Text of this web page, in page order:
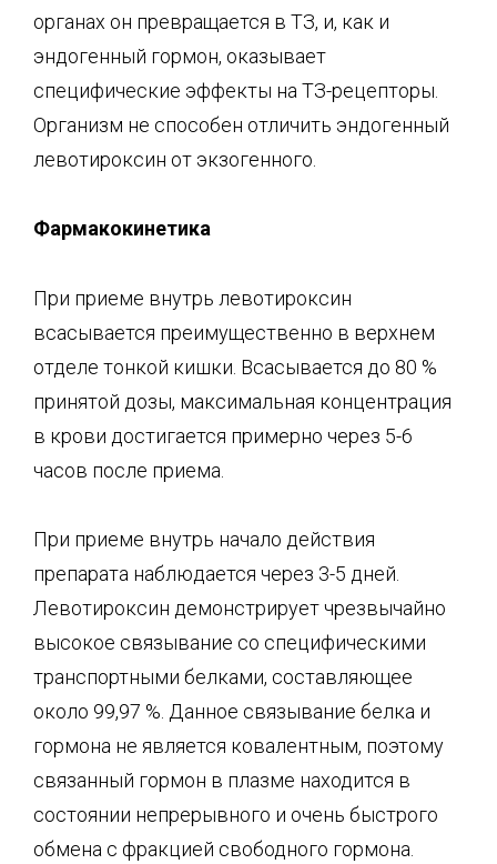
органах он превращается в ТЗ, и, как и
эндогенный гормон, оказывает
специфические эффекты на ТЗ-рецепторы.
Организм не способен отличить эндогенный
левотироксин от экзогенного.
Фармакокинетика
При приеме внутрь левотироксин
всасывается преимущественно в верхнем
отделе тонкой кишки. Всасывается до 80 %
принятой дозы, максимальная концентрация
в крови достигается примерно через 5-6
часов после приема.
При приеме внутрь начало действия
препарата наблюдается через 3-5 дней.
Левотироксин демонстрирует чрезвычайно
высокое связывание со специфическими
транспортными белками, составляющее
около 99,97 %. Данное связывание белка и
гормона не является ковалентным, поэтому
связанный гормон в плазме находится в
состоянии непрерывного и очень быстрого
обмена с фракцией свободного гормона.